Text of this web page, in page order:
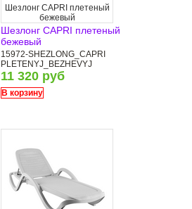
Шезлонг CAPRI плетеный
бежевый
Шезлонг CAPRI плетеный
бежевый
15972-SHEZLONG_CAPRI
PLETENYJ_BEZHEVYJ
11 320 руб
В корзину